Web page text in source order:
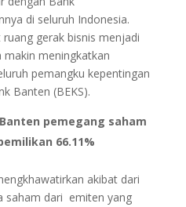
di seluruh Indonesia.
gerak bisnis menjadi
makin meningkatkan
pemangku kepentingan
Banten (BEKS).
pemegang saham
66.11%
akibat dari
saham dari emiten yang